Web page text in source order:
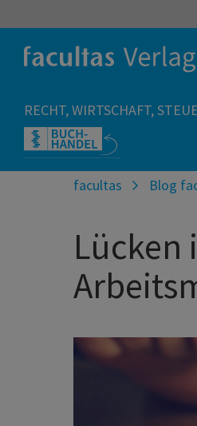
RECHT, WIRTSCHAFT,
facultas Blog
Lücken